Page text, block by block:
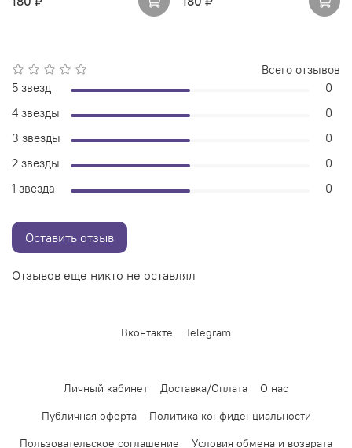
Отзывов еще никто не оставлял
Всего отзывов
5 звезд
0
4 звезды
0
3 звезды
0
2 звезды
0
1 звезда
0
Оставить отзыв
Вконтакте Telegram
Личный кабинет Доставка/Оплата
О нас
Публичная оферта
Политика конфиденциальности
Пользовательское соглашение
Условия обмена и возврата